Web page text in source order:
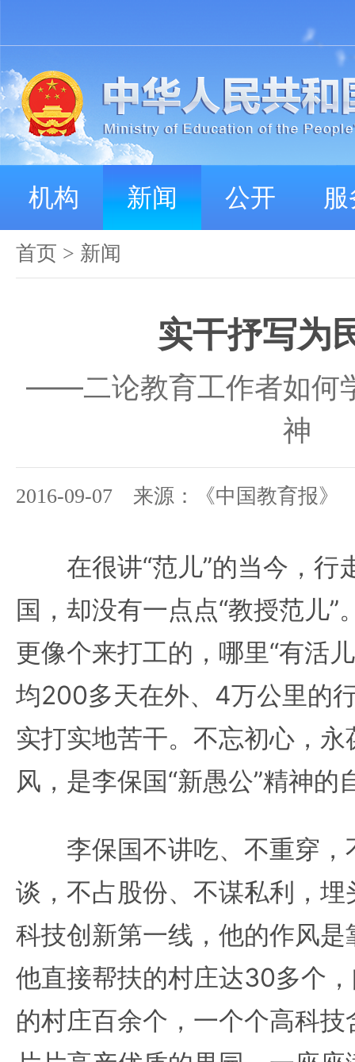
机构 新闻 公开
首页 > 新闻
实干抒写为
——二论教育工作者如何
神
2016-09-07 来源：《中国教育报》
在很讲“范儿”的当今，行
国，却没有一点点“教授范儿”
更像个来打工的，哪里“有活
均200多天在外、4万公里的
实打实地苦干。不忘初心，
风，是李保国“新愚公”精神的
李保国不讲吃、不重穿，
谈，不占股份、不谋私利，
科技创新第一线，他的作风
他直接帮扶的村庄达30多个
的村庄百余个，一个个高科